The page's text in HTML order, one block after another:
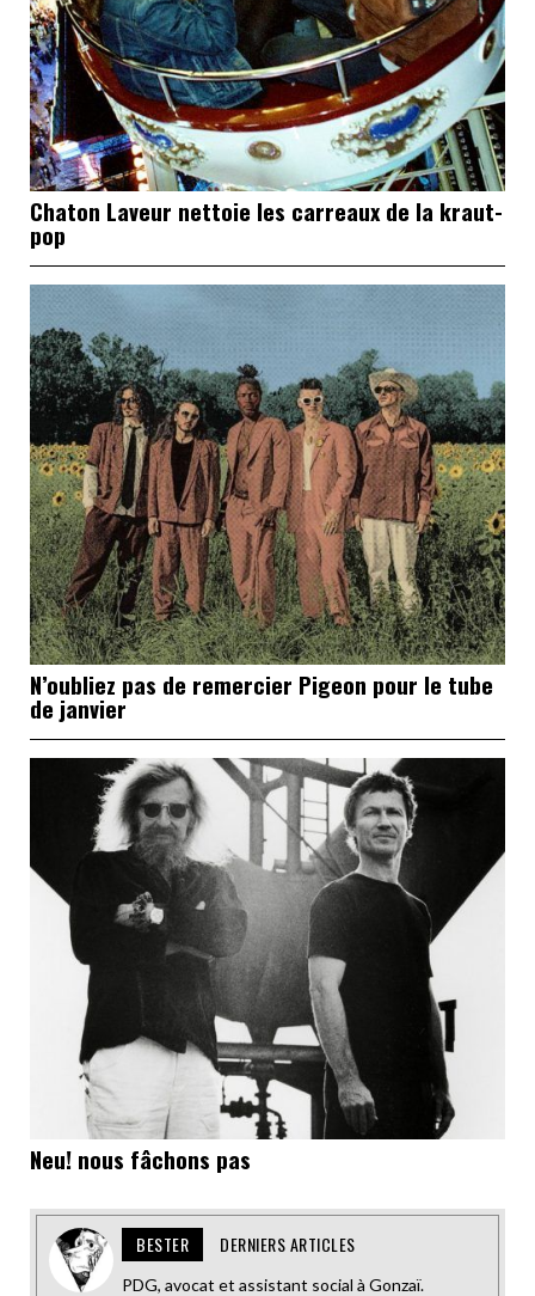
Chaton Laveur nettoie les carreaux de la kraut-
pop
N’oubliez pas de remercier Pigeon pour le tube
de janvier
Neu! nous fâchons pas
BESTER DERNIERS ARTICLES
PDG, avocat et assistant social à Gonzaï.